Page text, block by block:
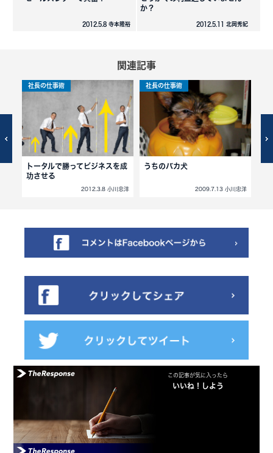
2012.5.8 寺本隆裕
か？
2012.5.11 北岡秀紀
関連記事
社長の仕事術
トータルで勝ってビジネスを成
功させる
2012.3.8 小川忠洋
社長の仕事術
うちのバカ犬
2009.7.13 小川忠洋
この記事が気に入ったら
いいね！しよう